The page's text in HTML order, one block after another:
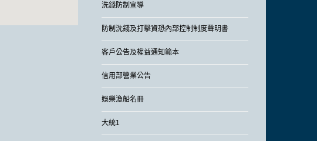
洗錢防制宣導
防制洗錢及打擊資恐內部控制制度聲明書
客戶公告及權益通知範本
信用部營業公告
娛樂漁船名冊
大統1